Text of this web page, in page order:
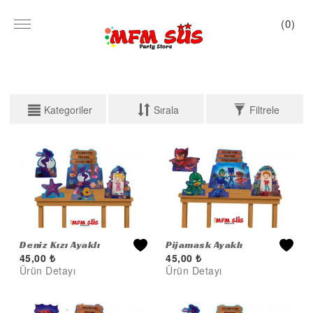
(0)
Kategoriler Sırala Filtrele
PARTİ SET KUTU
TABAK VE BARDAK
MASA ÖRTÜSÜ
ZARF BANNER
Fiyat Aralığı
Deniz Kızı Ayaklı
Pano 5'li
45,00 ₺
Ürün Detayı
Pijamask Ayaklı
Pano 5’li
45,00 ₺
Ürün Detayı